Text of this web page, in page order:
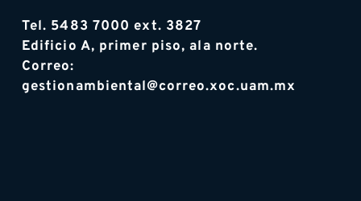
Tel. 5483 7000 ext. 3827
Edificio A, primer piso, ala norte.
Correo:
gestionambiental@correo.xoc.uam.mx